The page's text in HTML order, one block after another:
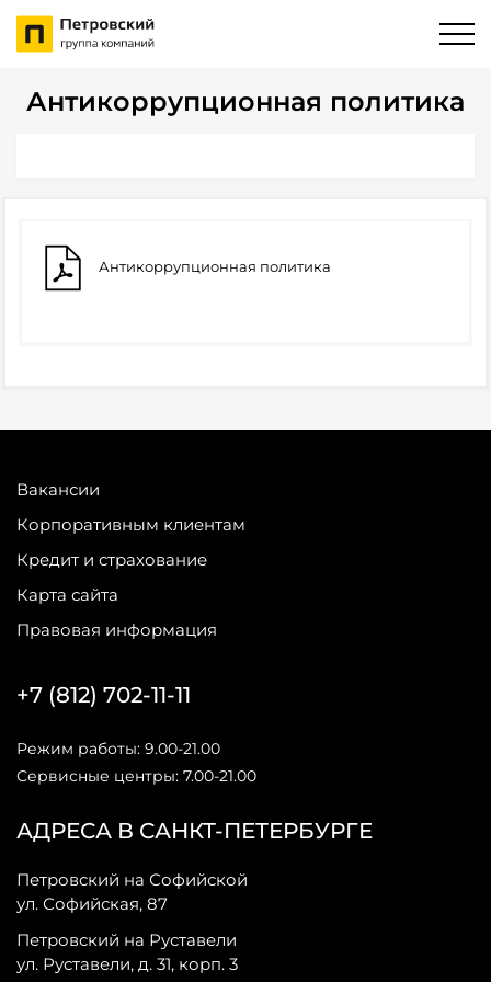
Антикоррупционная политика
Антикоррупционная политика
Вакансии
Корпоративным клиентам
Кредит и страхование
Карта сайта
Правовая информация
АДРЕСА В САНКТ-ПЕТЕРБУРГЕ
Петровский на Софийской
ул. Софийская, 87
Петровский на Руставели
ул. Руставели, д. 31, корп. 3
+7 (812) 702-11-11
Режим работы: 9.00-21.00
Сервисные центры: 7.00-21.00